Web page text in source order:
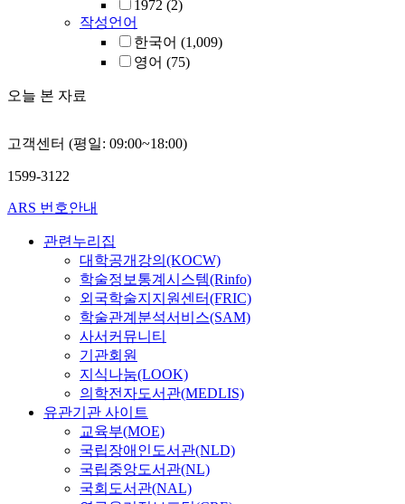
1972 (2)
작성언어
한국어 (1,009)
영어 (75)
오늘 본 자료
고객센터 (평일: 09:00~18:00)
1599-3122
ARS 번호안내
관련누리집
대학공개강의(KOCW)
학술정보통계시스템(Rinfo)
외국학술지지원센터(FRIC)
학술관계분석서비스(SAM)
사서커뮤니티
기관회원
지식나눔(LOOK)
의학전자도서관(MEDLIS)
유관기관 사이트
교육부(MOE)
국립장애인도서관(NLD)
국립중앙도서관(NL)
국회도서관(NAL)